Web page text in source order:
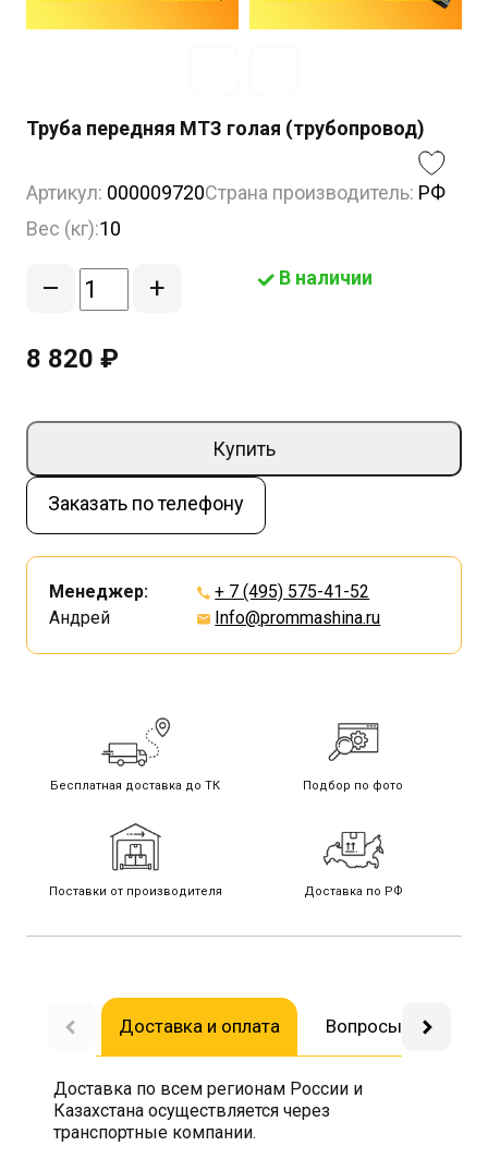
Труба передняя МТЗ голая (трубопровод)
Артикул: 000009720Страна производитель: РФ
Вес (кг):10
– + В наличии
8 820 ₽
Купить
Заказать по телефону
Менеджер:
Андрей
+ 7 (495) 575-41-52
Info@prommashina.ru
Бесплатная доставка до ТК Подбор по фото
Поставки от производителя Доставка по РФ
Доставка и оплата Вопросы-ответы
Доставка по всем регионам России и
Казахстана осуществляется через
транспортные компании.